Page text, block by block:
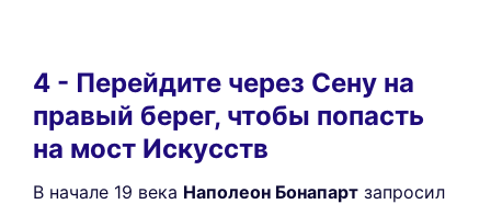
4 - Перейдите через Сену на
правый берег, чтобы попасть
на мост Искусств
В начале 19 века Наполеон Бонапарт запросил